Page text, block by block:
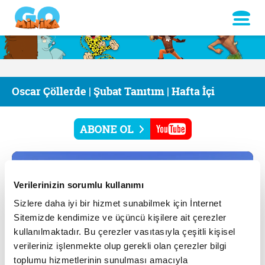
Verilerinizin sorumlu kullanımı
Sizlere daha iyi bir hizmet sunabilmek için İnternet
Sitemizde kendimize ve üçüncü kişilere ait çerezler
kullanılmaktadır. Bu çerezler vasıtasıyla çeşitli kişisel
verileriniz işlenmekte olup gerekli olan çerezler bilgi
toplumu hizmetlerinin sunulması amacıyla
Oscar Çöllerde | Şubat Tanıtım | Hafta İçi